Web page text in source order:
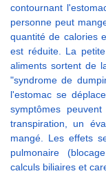
contournant
personne peut
quantité de calories
est réduite. La
aliments sortent de
"syndrome de
l'estomac se
symptômes
transpiration, un
mangé. Les effets
pulmonaire
calculs biliaires et